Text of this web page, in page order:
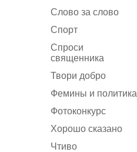
Слово за слово
Спорт
Спроси
священника
Твори добро
Фемины и политика
Фотоконкурс
Хорошо сказано
Чтиво